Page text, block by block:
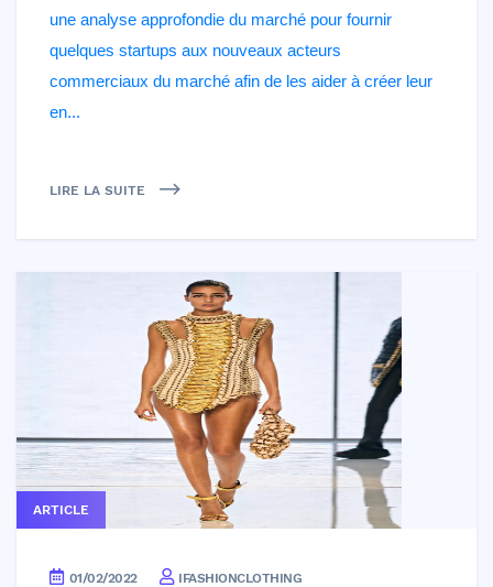
une analyse approfondie du marché pour fournir
quelques startups aux nouveaux acteurs
commerciaux du marché afin de les aider à créer leur
en...
LIRE LA SUITE
ARTICLE
01/02/2022 IFASHIONCLOTHING